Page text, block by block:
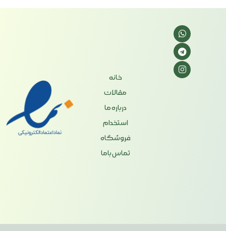
خانه
مقالات
درباره ما
استخدام
فروشگاه
تماس باما